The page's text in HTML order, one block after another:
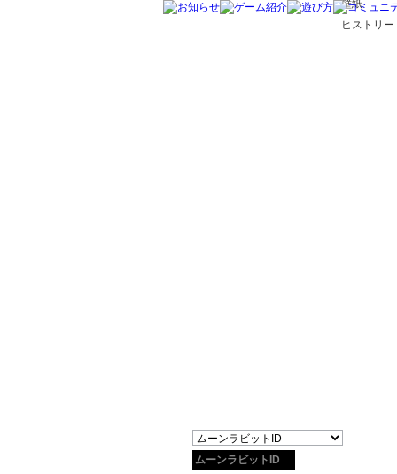
壁紙
ヒストリー